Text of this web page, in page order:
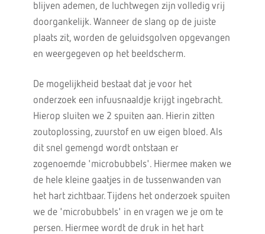
blijven ademen, de luchtwegen zijn volledig vrij
doorgankelijk. Wanneer de slang op de juiste
plaats zit, worden de geluidsgolven opgevangen
en weergegeven op het beeldscherm.
De mogelijkheid bestaat dat je voor het
onderzoek een infuusnaaldje krijgt ingebracht.
Hierop sluiten we 2 spuiten aan. Hierin zitten
zoutoplossing, zuurstof en uw eigen bloed. Als
dit snel gemengd wordt ontstaan er
zogenoemde 'microbubbels'. Hiermee maken we
de hele kleine gaatjes in de tussenwanden van
het hart zichtbaar. Tijdens het onderzoek spuiten
we de 'microbubbels' in en vragen we je om te
persen. Hiermee wordt de druk in het hart